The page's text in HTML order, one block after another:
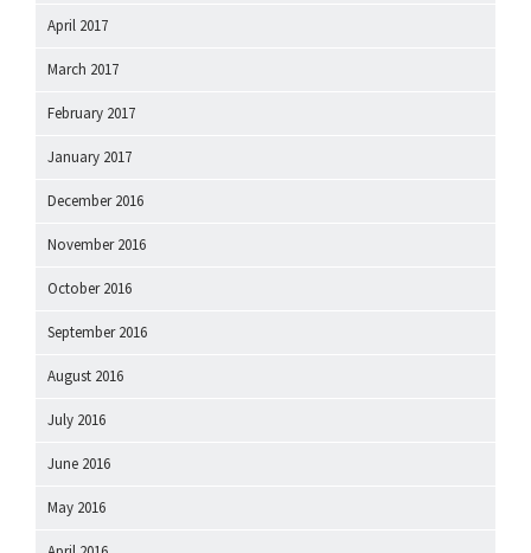
April 2017
March 2017
February 2017
January 2017
December 2016
November 2016
October 2016
September 2016
August 2016
July 2016
June 2016
May 2016